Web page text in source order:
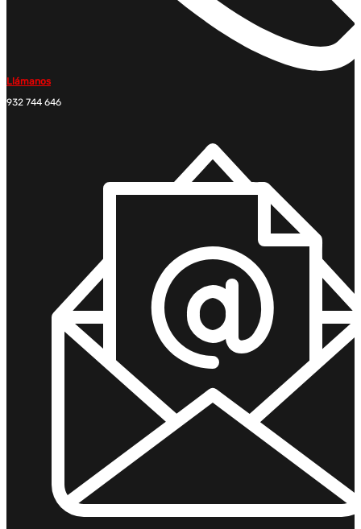
Llámanos
932 744 646